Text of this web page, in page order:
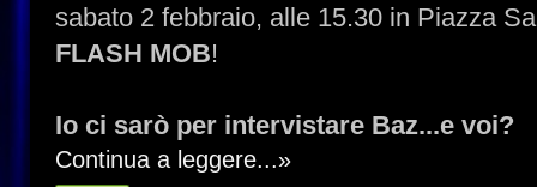
sabato 2 febbraio, alle 15.30 in Piazza
FLASH MOB!
Io ci sarò per intervistare Baz...e voi?
Continua a leggere...»